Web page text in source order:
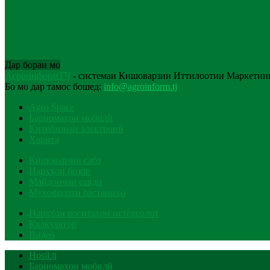
Дар бораи мо
АгроинформТҶ - системаи Кишоварзии Иттилоотии
Бо мо дар тамос бошед: info@agroinform.tj
Agro Space
Барномаҳои мобилӣ
Китобхонаи электронӣ
Харита
Кишоварзии сабз
Нархҳои бозор
Майдончаи савдо
Муҳофизати растаниҳо
Нархҳои воситаҳои истеҳсолот
Калкулятор
Видео
Hosil.tj
Барномаҳои мобилӣ